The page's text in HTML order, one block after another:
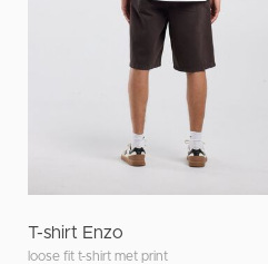
T-shirt Enzo
loose fit t-shirt met print